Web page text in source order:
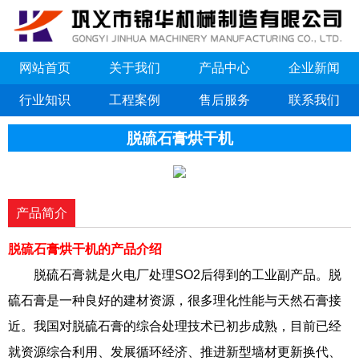
网站首页 关于我们 产品中心 企业新闻
行业知识 工程案例 售后服务 联系我们
脱硫石膏烘干机
产品简介
脱硫石膏烘干机的产品介绍
脱硫石膏就是火电厂处理SO2后得到的工业副产品。脱
硫石膏是一种良好的建材资源，很多理化性能与天然石膏接
近。我国对脱硫石膏的综合处理技术已初步成熟，目前已经
就资源综合利用、发展循环经济、推进新型墙材更新换代、